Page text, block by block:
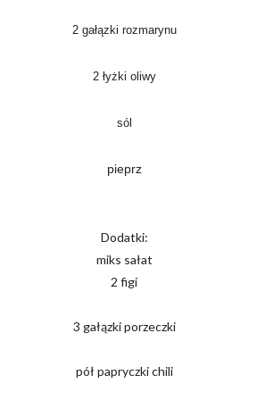
2 gałązki rozmarynu
2 łyżki oliwy
sól
pieprz
Dodatki:
miks sałat
2 figi
3 gałązki porzeczki
pół papryczki chili